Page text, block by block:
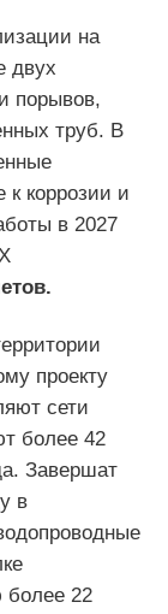
на
двух
порывов,
труб. В
коррозии и
в 2027
проекту
сети
более 42
Завершат
в
22